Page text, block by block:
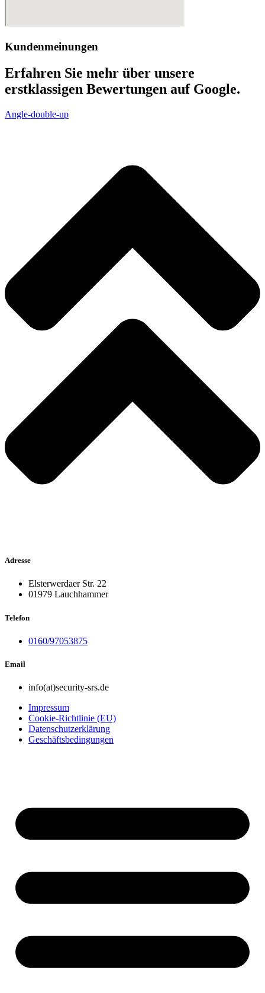
Kundenmeinungen
Erfahren Sie mehr über unsere
erstklassigen Bewertungen auf Google.
Angle-double-up
Adresse
Elsterwerdaer Str. 22
01979 Lauchhammer
Telefon
0160/97053875
Email
info(at)security-srs.de
Impressum
Cookie-Richtlinie (EU)
Datenschutzerklärung
Geschäftsbedingungen